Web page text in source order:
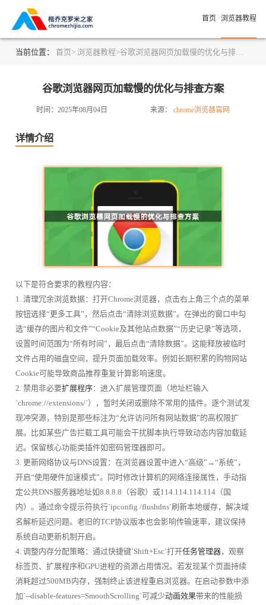
首页 浏览器教程
当前位置： 首页> 浏览器教程>谷歌浏览器网页加载慢的优化与排查方案
谷歌浏览器网页加载慢的优化与排查方案
时间：2025年08月04日 来源： chrome浏览器官网
详情介绍
以下是符合要求的教程内容：
1. 清理冗余浏览数据：打开Chrome浏览器，点击右上角三个点的菜单
按钮选择“更多工具”，然后点击“清除浏览数据”。在弹出的窗口中勾
选“缓存的图片和文件”“Cookie及其他站点数据”“历史记录”等选项，
设置时间范围为“所有时间”，最后点击“清除数据”。这能释放被临时
文件占用的磁盘空间，提升页面加载效率。例如长期积累的购物网站
Cookie可能导致商品推荐重复计算影响速度。
2. 禁用非必要扩展程序：进入扩展管理页面（地址栏输入
`chrome://extensions/`），暂时关闭或删除不常用的插件。逐个测试发
现冲突源，特别是那些标注为“允许访问所有网站数据”的高权限扩
展。比如某些广告拦截工具可能会干扰脚本执行导致动态内容加载延
迟。保留核心功能类插件如密码管理器即可。
3. 更新网络协议与DNS设置：在浏览器设置中进入“高级”→“系统”，
开启“使用硬件加速模式”。同时修改计算机的网络连接属性，手动指
定公共DNS服务器地址如8.8.8.8（谷歌）或114.114.114.114（国
内）。通过命令提示符执行`ipconfig /flushdns`刷新本地缓存，解决域
名解析延迟问题。老旧的TCP协议版本也会影响传输速率，建议保持
系统自动更新机制开启。
4. 调整内存分配策略：通过快捷键`Shift+Esc`打开任务管理器，观察
标签页、扩展程序和GPU进程的资源占用情况。若发现某个页面持续
消耗超过500MB内存，强制终止该进程重启浏览器。在启动参数中添
加`--disable-features=SmoothScrolling`可减少动画效果带来的性能损